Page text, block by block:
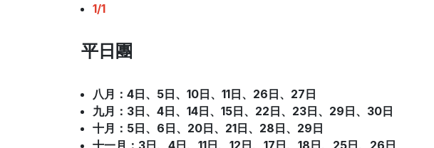
1/1
平日團
八月：4日、 5日、10日、 11日、26日、 27日
九月：3日、 4日、14日、 15日、22日、 23日、29日、 30日
十月 ：5日、 6日、20日、 21日、28日、 29日
十一月 ：3日、 4日、11日、 12日、17日、 18日、25日、 26日